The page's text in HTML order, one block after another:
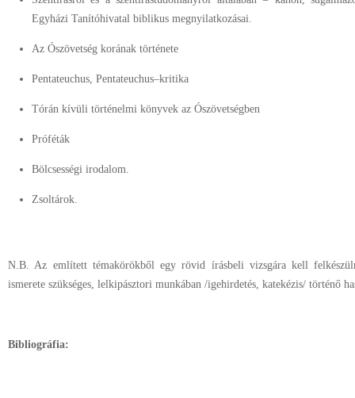
Egyházi Tanítóhivatal biblikus megnyilatkozásai.
Az Ószövetség korának története
Pentateuchus, Pentateuchus–kritika
Tórán kívüli történelmi könyvek az Ószövetségben
Próféták
Bölcsességi irodalom.
Zsoltárok.
N.B. Az említett témakörökből egy rövid írásbeli vizsgára kell
ismerete szükséges, lelkipásztori munkában /igehirdetés, katekézis/ történő
Bibliográfia: